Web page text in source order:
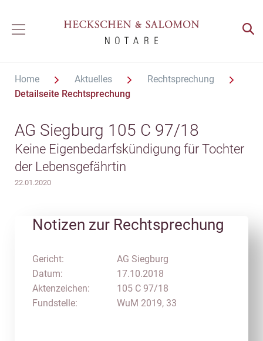
Home Aktuelles
Rechtsprechung
Detailseite Rechtsprechung
AG Siegburg 105 C 97/18
Keine Eigenbedarfskündigung für Tochter
der Lebensgefährtin
22.01.2020
Notizen zur Rechtsprechung
Gericht:
Datum:
Aktenzeichen:
Fundstelle:
AG Siegburg
17.10.2018
105 C 97/18
WuM 2019, 33